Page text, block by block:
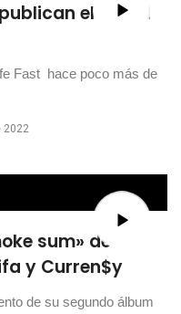
el visual
Fast hace poco más de
2022
sum» de
y Curren$y
de su segundo álbum